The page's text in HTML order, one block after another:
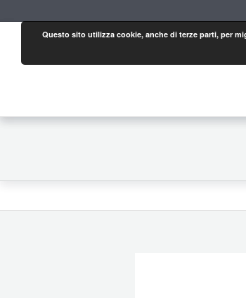
al
contenutoQuesto sito utilizza cookie, anche di terze parti, per